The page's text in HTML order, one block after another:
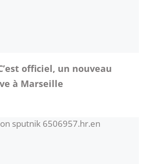
officiel, un nouveau
à Marseille